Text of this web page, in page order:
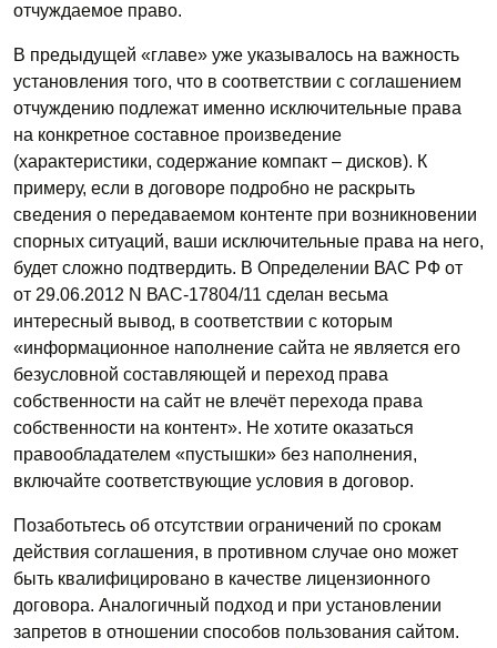
отчуждаемое право.
В предыдущей «главе» уже указывалось на важность
установления того, что в соответствии с соглашением
отчуждению подлежат именно исключительные права
на конкретное составное произведение
(характеристики, содержание компакт – дисков). К
примеру, если в договоре подробно не раскрыть
сведения о передаваемом контенте при возникновении
спорных ситуаций, ваши исключительные права на него,
будет сложно подтвердить. В Определении ВАС РФ от
от 29.06.2012 N ВАС-17804/11 сделан весьма
интересный вывод, в соответствии с которым
«информационное наполнение сайта не является его
безусловной составляющей и переход права
собственности на сайт не влечёт перехода права
собственности на контент». Не хотите оказаться
правообладателем «пустышки» без наполнения,
включайте соответствующие условия в договор.
Позаботьтесь об отсутствии ограничений по срокам
действия соглашения, в противном случае оно может
быть квалифицировано в качестве лицензионного
договора. Аналогичный подход и при установлении
запретов в отношении способов пользования сайтом.